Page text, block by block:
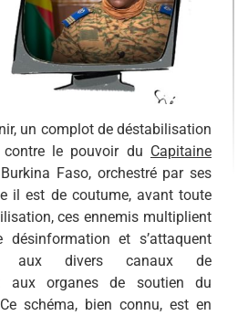
un complot de déstabilisation
le pouvoir du Capitaine
Faso, orchestré par ses
il est de coutume, avant toute
ces ennemis multiplient
désinformation et s’attaquent
aux divers canaux de
aux organes de soutien du
schéma, bien connu, est en